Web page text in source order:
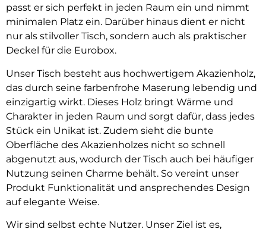
passt er sich perfekt in jeden Raum ein und nimmt
minimalen Platz ein. Darüber hinaus dient er nicht
nur als stilvoller Tisch, sondern auch als praktischer
Deckel für die Eurobox.
Unser Tisch besteht aus hochwertigem Akazienholz,
das durch seine farbenfrohe Maserung lebendig und
einzigartig wirkt. Dieses Holz bringt Wärme und
Charakter in jeden Raum und sorgt dafür, dass jedes
Stück ein Unikat ist. Zudem sieht die bunte
Oberfläche des Akazienholzes nicht so schnell
abgenutzt aus, wodurch der Tisch auch bei häufiger
Nutzung seinen Charme behält. So vereint unser
Produkt Funktionalität und ansprechendes Design
auf elegante Weise.
Wir sind selbst echte Nutzer. Unser Ziel ist es,